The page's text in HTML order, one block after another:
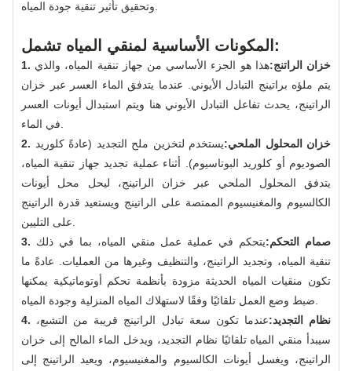
المكونات الأساسية لمنقي المياه تشمل:
1. خزان الراتنج:هذا هو الجزء الأساسي من جهاز تنقية المياه، والذي
يتم ملؤه براتينج التبادل الأيوني. عندما يتدفق الماء العسر عبر خزان
الراتينج، يحدث تفاعل التبادل الأيوني هنا ويتم استبدال أيونات العسر
2. خزان المحلول الملحي:يستخدم لتخزين ملح التجديد (عادةً كلوريد
الصوديوم أو كلوريد البوتاسيوم). أثناء عملية تجديد جهاز تنقية المياه،
يتدفق المحلول الملحي عبر خزان الراتينج، ليحل محل أيونات
الكالسيوم والمغنيسيوم الممتصة على الراتينج ويستعيد قدرة الراتينج
3. صمام التحكم:يتحكم في عملية عمل منقي المياه، بما في ذلك
تنقية المياه، وتجديد الراتينج، والتنظيف وغيرها من العمليات. عادةً ما
تكون منقيات المياه الحديثة مزودة بأنظمة تحكم أوتوماتيكية يمكنها
4. نظام التجديد:عندما تكون سعة تبادل الراتينج قريبة من التشبع،
سيبدأ منقي المياه تلقائيًا نظام التجديد، ويدخل الماء المالح إلى خزان
الراتينج، ويغسل أيونات الكالسيوم والمغنيسيوم، ويعيد الراتينج إلى